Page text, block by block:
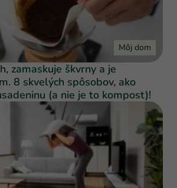
Môj dom
zamaskuje škvrny a je
8 skvelých spôsobov, ako
(a nie je to kompost)!